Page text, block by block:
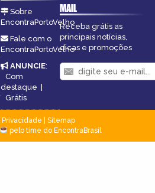
Sobre
EncontraPortoVelho
Fale com o
EncontraPortoVelho
ANUNCIE:
Com
destaque
Grátis
MAIL
Receba grátis as
principais notícias,
dicas e promoções
Privacidade
Sitemap
pelo time do EncontraBrasil